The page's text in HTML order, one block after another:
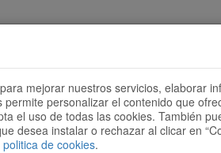
Vols ser col·laborador?
mejorar nuestros servicios, elaborar
personalizar el contenido que
el uso de todas las cookies. También
desea instalar o rechazar al clicar en
politica de cookies.